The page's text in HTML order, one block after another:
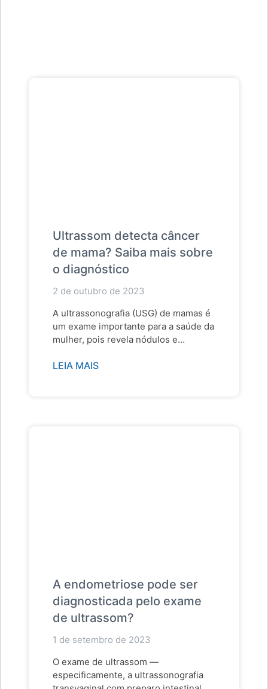
Ultrassom detecta câncer
de mama? Saiba mais sobre
o diagnóstico
2 de outubro de 2023
A ultrassonografia (USG) de mamas é
um exame importante para a saúde da
mulher, pois revela nódulos e…
LEIA MAIS
A endometriose pode ser
diagnosticada pelo exame
de ultrassom?
1 de setembro de 2023
O exame de ultrassom —
especificamente, a ultrassonografia